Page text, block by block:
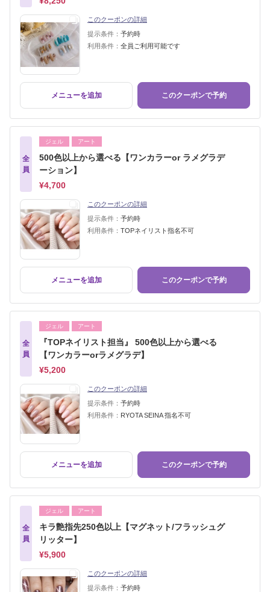
このクーポンの詳細
提示条件： 予約時
利用条件： 全員ご利用可能です
メニューを追加 このクーポンで予約
全
員
ジェル アート
500色以上から選べる【ワンカラーor ラメグラデ
ーション】
¥4,700
このクーポンの詳細
提示条件： 予約時
利用条件： TOPネイリスト指名不可
メニューを追加 このクーポンで予約
全
員
ジェル アート
『TOPネイリスト担当』 500色以上から選べる
【ワンカラーorラメグラデ】
¥5,200
このクーポンの詳細
提示条件： 予約時
利用条件： RYOTA SEINA 指名不可
メニューを追加 このクーポンで予約
全
員
ジェル アート
キラ艶指先250色以上【マグネット/フラッシュグ
リッター】
¥5,900
このクーポンの詳細
提示条件： 予約時